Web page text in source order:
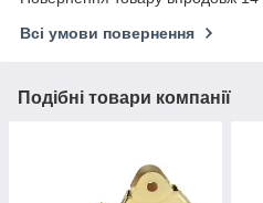
Всі умови повернення
Подібні товари компанії